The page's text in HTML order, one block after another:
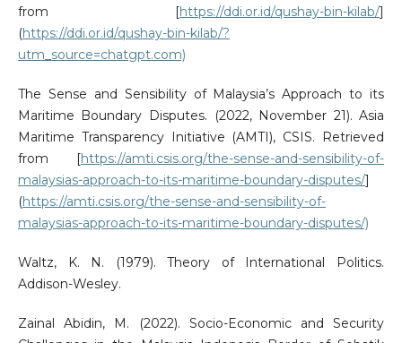
from [https://ddi.or.id/qushay-bin-kilab/]
(https://ddi.or.id/qushay-bin-kilab/?
utm_source=chatgpt.com)
The Sense and Sensibility of Malaysia’s Approach to its
Maritime Boundary Disputes. (2022, November 21). Asia
Maritime Transparency Initiative (AMTI), CSIS. Retrieved
from [https://amti.csis.org/the-sense-and-sensibility-of-
malaysias-approach-to-its-maritime-boundary-disputes/]
(https://amti.csis.org/the-sense-and-sensibility-of-
malaysias-approach-to-its-maritime-boundary-disputes/)
Waltz, K. N. (1979). Theory of International Politics.
Addison-Wesley.
Zainal Abidin, M. (2022). Socio-Economic and Security